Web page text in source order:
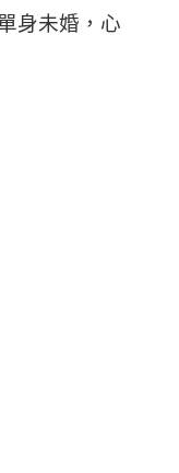
身未婚，心